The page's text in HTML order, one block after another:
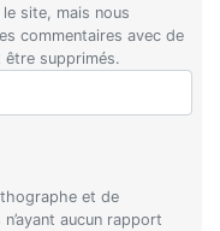
site, mais nous
commentaires avec de
être supprimés.
et de
aucun rapport